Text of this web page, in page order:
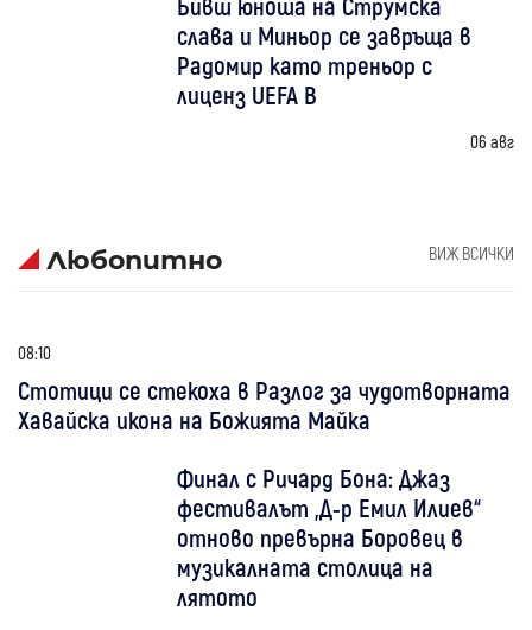
слава и Миньор се завръща в
Радомир като треньор с
лиценз UEFA B
06 авг
Любопитно ВИЖ ВСИЧКИ
08:10
Стотици се стекоха в Разлог за чудотворната
Хавайска икона на Божията Майка
Финал с Ричард Бона: Джаз
фестивалът „Д-р Емил Илиев“
отново превърна Боровец в
музикалната столица на
лятото